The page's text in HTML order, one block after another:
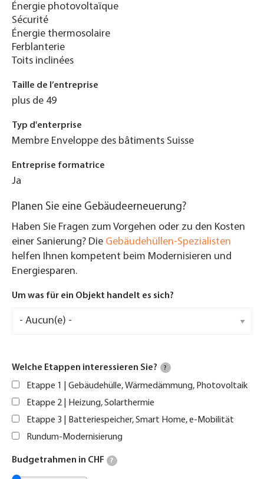
Énergie photovoltaïque
Sécurité
Énergie thermosolaire
Ferblanterie
Toits inclinées
Taille de l’entreprise
plus de 49
Typ d'enterprise
Membre Enveloppe des bâtiments Suisse
Entreprise formatrice
Ja
Planen Sie eine Gebäudeerneuerung?
Haben Sie Fragen zum Vorgehen oder zu den Kosten
einer Sanierung? Die Gebäudehüllen-Spezialisten
helfen Ihnen kompetent beim Modernisieren und
Energiesparen.
Um was für ein Objekt handelt es sich?
Welche Etappen interessieren Sie? ?
Etappe 1 | Gebäudehülle, Wärmedämmung, Photovoltaik
Etappe 2 | Heizung, Solarthermie
Etappe 3 | Batteriespeicher, Smart Home, e-Mobilität
Rundum-Modernisierung
Budgetrahmen in CHF ?